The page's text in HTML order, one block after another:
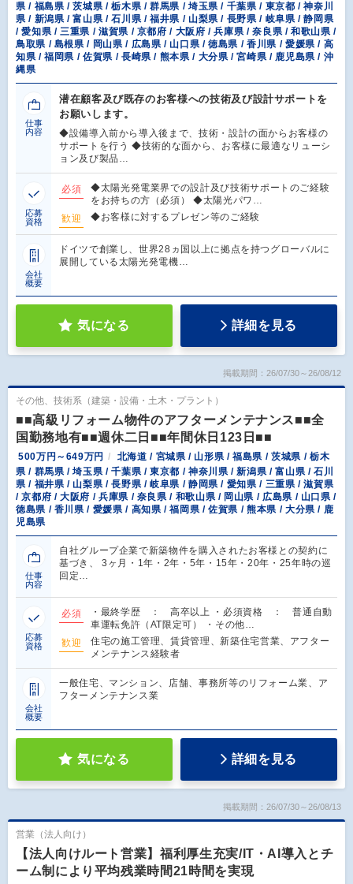
県 / 福島県 / 茨城県 / 栃木県 / 群馬県 / 埼玉県 / 千葉県 / 東京都 / 神奈川
県 / 新潟県 / 富山県 / 石川県 / 福井県 / 山梨県 / 長野県 / 岐阜県 / 静岡県
/ 愛知県 / 三重県 / 滋賀県 / 京都府 / 大阪府 / 兵庫県 / 奈良県 / 和歌山県 /
鳥取県 / 島根県 / 岡山県 / 広島県 / 山口県 / 徳島県 / 香川県 / 愛媛県 / 高
知県 / 福岡県 / 佐賀県 / 長崎県 / 熊本県 / 大分県 / 宮崎県 / 鹿児島県 / 沖
縄県
仕事
内容
潜在顧客及び既存のお客様への技術及び設計サポートを
お願いします。
◆設備導入前から導入後まで、技術・設計の面からお客様の
サポートを行う ◆技術的な面から、お客様に最適なリューシ
ョン及び製品…
応募
資格
必須
◆太陽光発電業界での設計及び技術サポートのご経験
をお持ちの方（必須） ◆太陽光パワ…
歓迎
◆お客様に対するプレゼン等のご経験
会社
概要
ドイツで創業し、世界28ヵ国以上に拠点を持つグローバルに
展開している太陽光発電機…
気になる 詳細を見る
掲載期間：26/07/30～26/08/12
その他、技術系（建築・設備・土木・プラント）
■■高級リフォーム物件のアフターメンテナンス■■全
国勤務地有■■週休二日■■年間休日123日■■
500万円～649万円
北海道 / 宮城県 / 山形県 / 福島県 / 茨城県 / 栃木
県 / 群馬県 / 埼玉県 / 千葉県 / 東京都 / 神奈川県 / 新潟県 / 富山県 / 石川
県 / 福井県 / 山梨県 / 長野県 / 岐阜県 / 静岡県 / 愛知県 / 三重県 / 滋賀県
/ 京都府 / 大阪府 / 兵庫県 / 奈良県 / 和歌山県 / 岡山県 / 広島県 / 山口県 /
徳島県 / 香川県 / 愛媛県 / 高知県 / 福岡県 / 佐賀県 / 熊本県 / 大分県 / 鹿
児島県
仕事
内容
自社グループ企業で新築物件を購入されたお客様との契約に
基づき、 3ヶ月・1年・2年・5年・15年・20年・25年時の巡
回定…
応募
資格
必須
・最終学歴 ： 高卒以上 ・必須資格 ： 普通自動
車運転免許（AT限定可） ・その他…
歓迎
住宅の施工管理、賃貸管理、新築住宅営業、アフター
メンテナンス経験者
会社
概要
一般住宅、マンション、店舗、事務所等のリフォーム業、ア
フターメンテナンス業
気になる 詳細を見る
掲載期間：26/07/30～26/08/13
営業（法人向け）
【法人向けルート営業】福利厚生充実/IT・AI導入とチ
ーム制により平均残業時間21時間を実現